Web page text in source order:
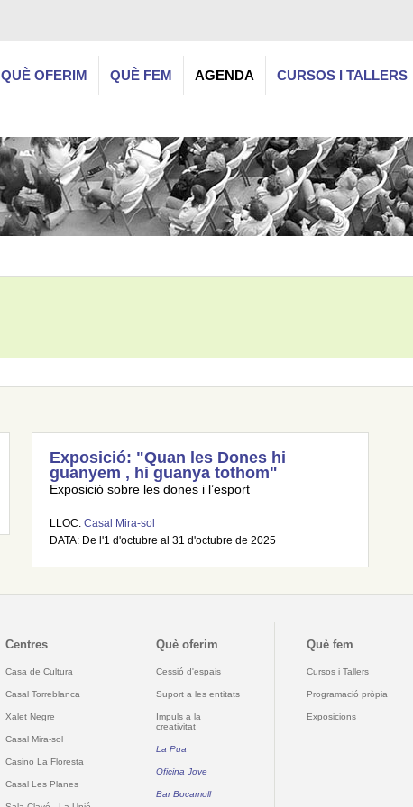
QUÈ OFERIM QUÈ FEM AGENDA CURSOS I TALLERS
Exposició: "Quan les Dones hi
guanyem , hi guanya tothom"
Exposició sobre les dones i l’esport
LLOC: Casal Mira-sol
DATA: De l'1 d'octubre al 31 d'octubre de 2025
Centres
Casa de Cultura
Casal Torreblanca
Xalet Negre
Casal Mira-sol
Casino La Floresta
Casal Les Planes
Què oferim
Cessió d'espais
Suport a les entitats
Impuls a la
creativitat
La Pua
Oficina Jove
Bar Bocamoll
Què fem
Cursos i Tallers
Programació pròpia
Exposicions